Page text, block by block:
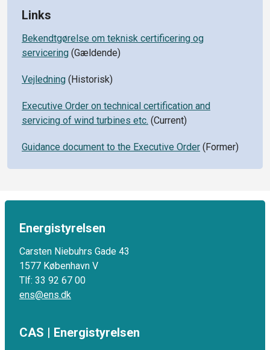
Links
Bekendtgørelse om teknisk certificering og
servicering (Gældende)
Vejledning (Historisk)
Executive Order on technical certification and
servicing of wind turbines etc. (Current)
Guidance document to the Executive Order (Former)
Energistyrelsen
Carsten Niebuhrs Gade 43
1577 København V
Tlf: 33 92 67 00
ens@ens.dk
CAS | Energistyrelsen